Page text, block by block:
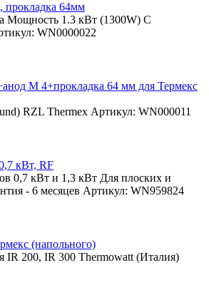
64мм
Мощность 1.3 кВт (1300W) С
WN0000022
М 4+прокладка 64 мм для Термекс
RZL Thermex Артикул: WN000011
кВт, RF
0,7 кВт и 1,3 кВт Для плоских и
- 6 месяцев Артикул: WN959824
(напольного)
200, IR 300 Thermowatt (Италия)